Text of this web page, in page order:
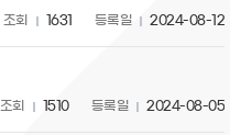
등록일 2024-08-12
조회 1631
등록일 2024-08-05
조회 1510